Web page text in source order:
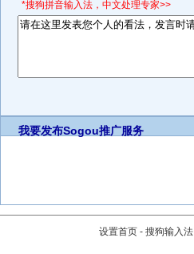
*搜狗拼音输入法，中文处理专家>>
我要发布Sogou推广服务
设置首页 - 搜狗输入法